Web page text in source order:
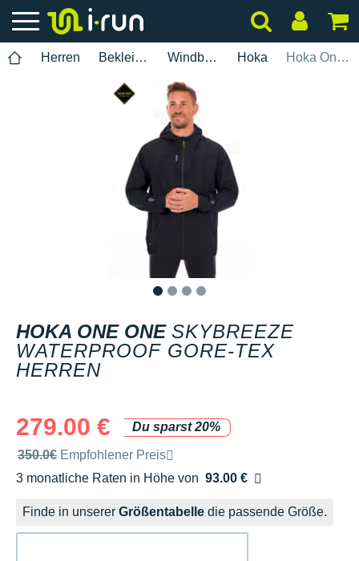
Herren Bekleidung Windbreaker Hoka Hoka One One Skybreeze Waterproof Gore-Tex Herren
HOKA ONE ONE SKYBREEZE
WATERPROOF GORE-TEX
HERREN
279.00 €
Du sparst 20%
Unverbindliche Preisempfehlung der Marke
350.0€ Empfohlener Preis
3 monatliche Raten in Höhe von 93.00 €
Ohne Zusatzkosten
Finde in unserer Größentabelle die passende Größe.